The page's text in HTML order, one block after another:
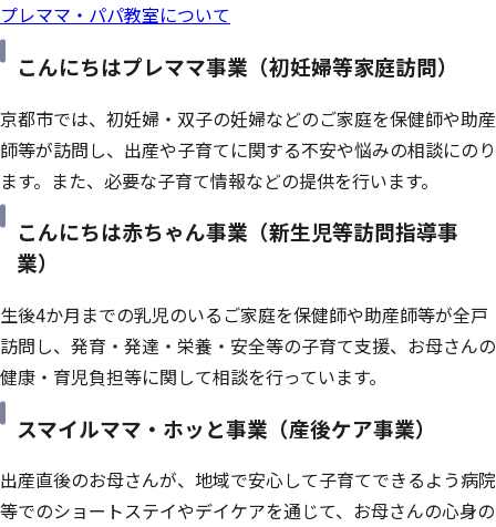
プレママ・パパ教室について
こんにちはプレママ事業（初妊婦等家庭訪問）
京都市では、初妊婦・双子の妊婦などのご家庭を保健師や助産
師等が訪問し、出産や子育てに関する不安や悩みの相談にのり
ます。また、必要な子育て情報などの提供を行います。
こんにちは赤ちゃん事業（新生児等訪問指導事
業）
生後4か月までの乳児のいるご家庭を保健師や助産師等が全戸
訪問し、発育・発達・栄養・安全等の子育て支援、お母さんの
健康・育児負担等に関して相談を行っています。
スマイルママ・ホッと事業（産後ケア事業）
出産直後のお母さんが、地域で安心して子育てできるよう病院
等でのショートステイやデイケアを通じて、お母さんの心身の